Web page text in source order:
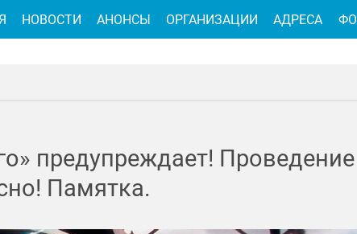
предупреждает!
Памятка.
НОВОСТИ АНОНСЫ ОРГАНИЗАЦИИ АДРЕСА